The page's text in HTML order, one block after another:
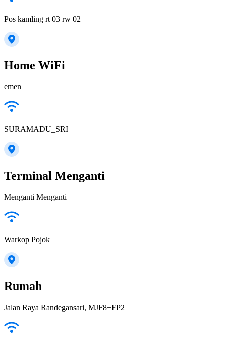
Pos kamling rt 03 rw 02
Home WiFi
emen
SURAMADU_SRI
Terminal Menganti
Menganti Menganti
Warkop Pojok
Rumah
Jalan Raya Randegansari, MJF8+FP2